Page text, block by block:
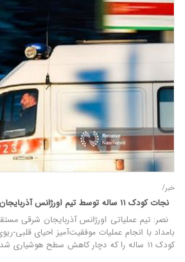
خبر/
نجات کودک ۱۱ ساله توسط تیم اورژانس آذربایجان شرقی در مرز مهران +فیلم
کودک ۱۱ ساله را که دچار کاهش سطح هوشیاری شده بود، نجات دادند.